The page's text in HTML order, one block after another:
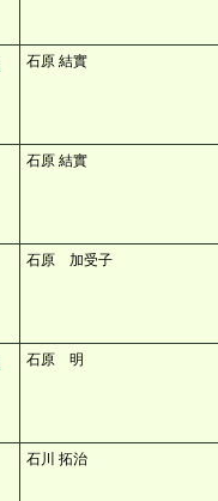
石原 結實
石原 結實
石原 加受子
石原 明
石川 拓治